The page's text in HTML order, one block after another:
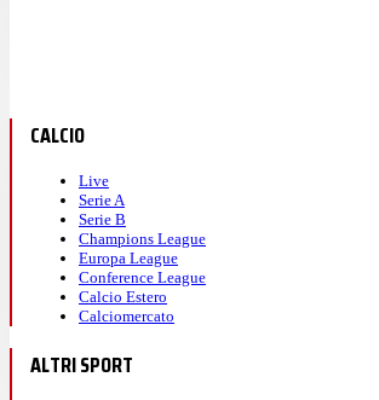
CALCIO
Live
Serie A
Serie B
Champions League
Europa League
Conference League
Calcio Estero
Calciomercato
ALTRI SPORT